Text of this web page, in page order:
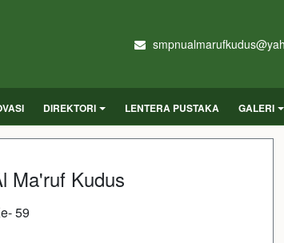
DIREKTORI LENTERA PUSTAKA GALERI
Ma'ruf Kudus
59